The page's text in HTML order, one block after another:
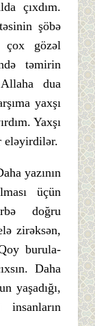
çıxdım.
şöbə
çox gözəl
təmirin
dua
yaxşı
Yaxşı
eləyirdilər.
yazının
üçün
doğru
zirəksən,
burula-
Daha
yaşadığı,